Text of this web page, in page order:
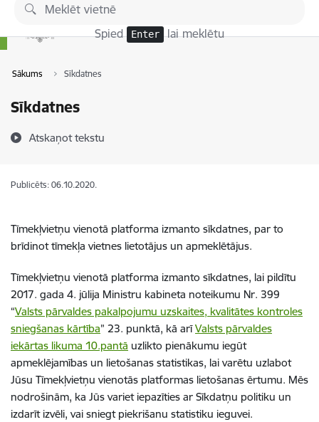
Pāriet uz lapas saturu
Spied Enter lai meklētu
Sākums Sīkdatnes
Sīkdatnes
Atskaņot tekstu
Publicēts: 06.10.2020.
Tīmekļvietņu vienotā platforma izmanto sīkdatnes, par to
brīdinot tīmekļa vietnes lietotājus un apmeklētājus.
Tīmekļvietņu vienotā platforma izmanto sīkdatnes, lai pildītu
2017. gada 4. jūlija Ministru kabineta noteikumu Nr. 399
“Valsts pārvaldes pakalpojumu uzskaites, kvalitātes kontroles
sniegšanas kārtība” 23. punktā, kā arīValsts pārvaldes
iekārtas likuma 10.pantā uzlikto pienākumu iegūt
apmeklējamības un lietošanas statistikas, lai varētu uzlabot
Jūsu Tīmekļvietņu vienotās platformas lietošanas ērtumu. Mēs
nodrošinām, ka Jūs variet iepazīties ar Sīkdatņu politiku un
izdarīt izvēli, vai sniegt piekrišanu statistiku ieguvei.